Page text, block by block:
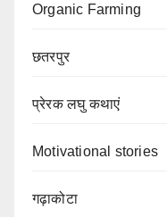
Organic Farming
छतरपुर
प्रेरक लघु कथाएं
Motivational stories
गढ़ाकोटा